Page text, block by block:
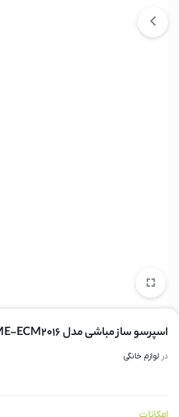
اسپرسو ساز مباشی مدل ME-ECM2016
در لوازم خانگی